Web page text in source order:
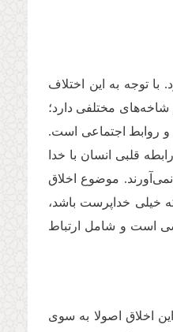
با توجه به این اختلاف
مختلفی دارد؛
و روابط اجتماعی است.
قلبی انسان با خدا
موضوع اخلاق
خیلی خداپرست باشد،
است و شامل ارتباط
اخلاق اصولا به سوی